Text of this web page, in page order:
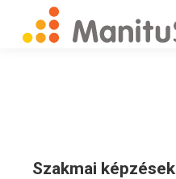
Szakmai képzések